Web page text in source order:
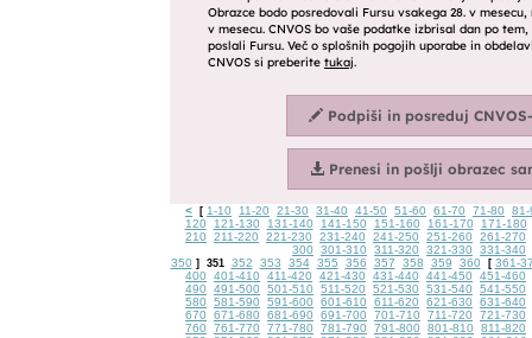
< [ 1-10 11-20 21-30 31-40 41-50 51-60 61-70 71-80
81-
120
121-130 131-140 141-150 151-160 161-170
171-180
210
211-220 221-230 231-240 241-250 251-260
261-270
300
301-310 311-320 321-330
331-340
350 ] 351 352 353 354 355 356 357 358 359 360 [ 361-
400
401-410 411-420 421-430 431-440 441-450
451-460
490
491-500 501-510 511-520 521-530 531-540
541-550
580
581-590 591-600 601-610 611-620 621-630
631-640
670
671-680 681-690 691-700 701-710 711-720
721-730
760
761-770 771-780 781-790 791-800 801-810
811-820